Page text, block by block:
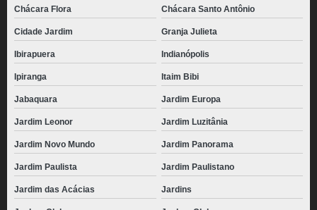
Chácara Flora Chácara Santo Antônio
Cidade Jardim Granja Julieta
Ibirapuera Indianópolis
Ipiranga Itaim Bibi
Jabaquara Jardim Europa
Jardim Leonor Jardim Luzitânia
Jardim Novo Mundo Jardim Panorama
Jardim Paulista Jardim Paulistano
Jardim das Acácias Jardins